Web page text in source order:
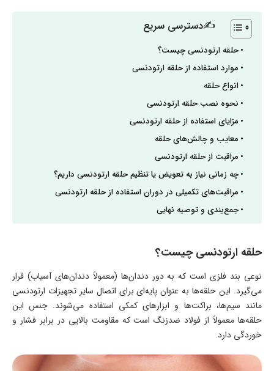
✍دسترسی سریع
حلقه ارتودنسی چیست؟
موارد استفاده از حلقه ارتودنسی
انواع حلقه
نحوه نصب حلقه ارتودنسی
مزایای استفاده از حلقه ارتودنسی
معایب و چالش‌های حلقه
مراقبت از حلقه ارتودنسی
چه زمانی نیاز به تعویض یا تنظیم حلقه ارتودنسی داریم؟
مراقبت‌های تکمیلی در دوران استفاده از حلقه ارتودنسی
جمع‌بندی و توصیه نهایی
حلقه ارتودنسی چیست؟
نوعی بند فلزی است که به دور دندان‌ها (معمولاً دندان‌های آسیاب) قرار
می‌گیرد. این حلقه‌ها به عنوان پایه‌ای برای اتصال سایر تجهیزات ارتودنسی
مانند سیم‌ها، براکت‌ها و ابزارهای کمکی استفاده می‌شوند. جنس این
حلقه‌ها معمولاً از فولاد ضدزنگ است که مقاومت بالایی در برابر فشار و
خوردگی دارد.